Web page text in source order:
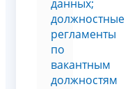
данных;
должностные
регламенты
по
вакантным
должностям